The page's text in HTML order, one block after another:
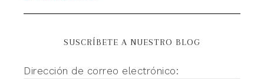
SUSCRÍBETE A NUESTRO BLOG
Dirección de correo electrónico: